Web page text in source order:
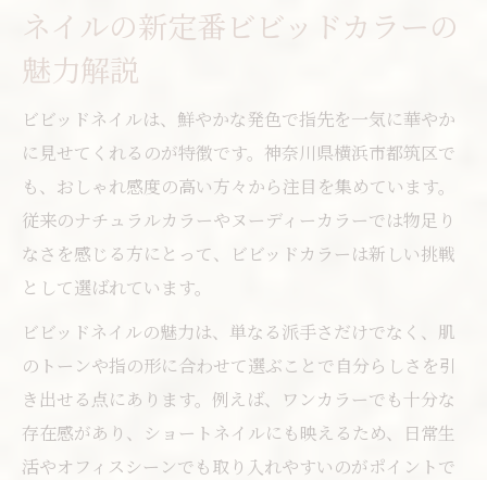
ショートネイル人気のビビッドカラー活用
法
短い爪に似合うネイルアートの取り入れ方
日常でも楽しめる鮮やかネイルの選び方
自分らしさ引き出すネイルの秘訣を解説
ネイルで自分らしさを表現する選び方
似合わせビビッドネイルのポイントとは
カウンセリングで叶う理想のネイル提案
自分好みを活かすネイルデザイン工夫術
パーソナルカラー別ネイルの取り入れ方
華やかさと利便性を両立したネイル選び
ネイルの華やかさと利便性を両立する方法
ネイルの新定番ビビッドカラーの
魅力解説
ビビッドネイルは、鮮やかな発色で指先を一気に華やか
に見せてくれるのが特徴です。神奈川県横浜市都筑区で
も、おしゃれ感度の高い方々から注目を集めています。
従来のナチュラルカラーやヌーディーカラーでは物足り
なさを感じる方にとって、ビビッドカラーは新しい挑戦
として選ばれています。
ビビッドネイルの魅力は、単なる派手さだけでなく、肌
のトーンや指の形に合わせて選ぶことで自分らしさを引
き出せる点にあります。例えば、ワンカラーでも十分な
存在感があり、ショートネイルにも映えるため、日常生
活やオフィスシーンでも取り入れやすいのがポイントで